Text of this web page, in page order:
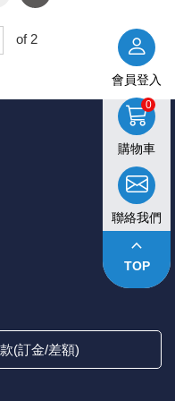
of 2
會員登入
購物車
0
聯絡我們
keyboard_arrow_up
TOP
(訂金/差額)